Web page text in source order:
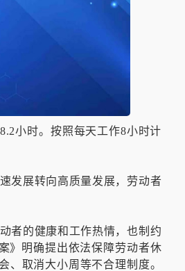
小时。按照每天工作8小时计
发展转向高质量发展，劳动者
者的健康和工作热情，也制约
》明确提出依法保障劳动者休
、取消大小周等不合理制度。